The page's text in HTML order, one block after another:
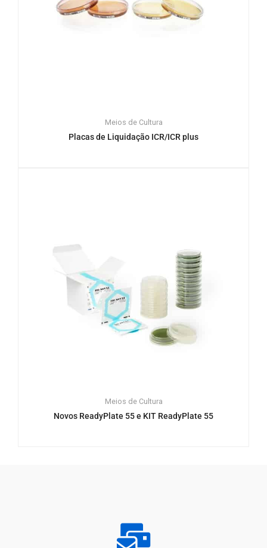
Meios de Cultura
Placas de Liquidação ICR/ICR plus
Meios de Cultura
Novos ReadyPlate 55 e KIT ReadyPlate 55